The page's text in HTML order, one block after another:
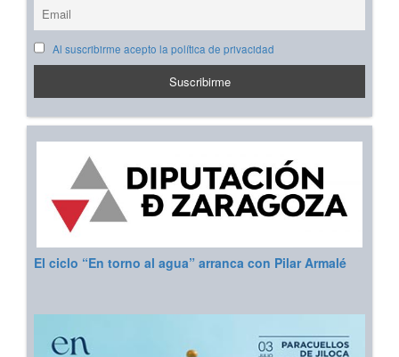
Al suscribirme acepto la política de privacidad
El ciclo “En torno al agua” arranca con Pilar Armalé